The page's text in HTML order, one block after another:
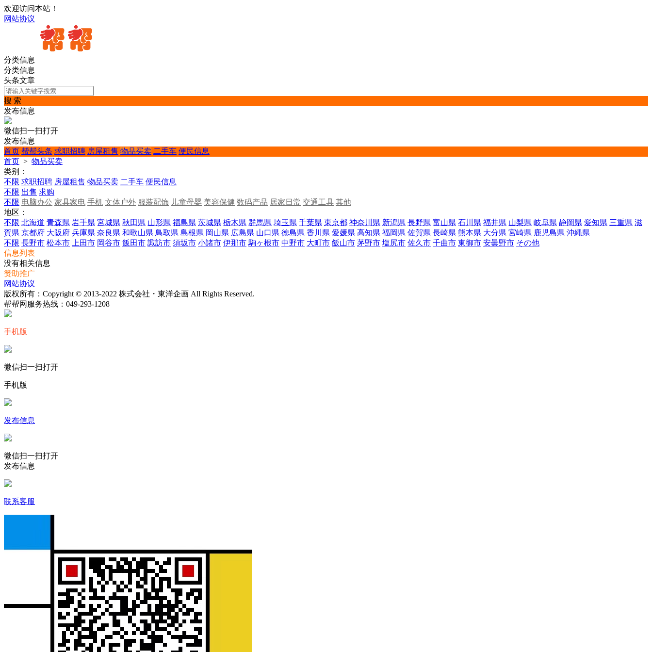
欢迎访问本站！
网站协议
分类信息
分类信息
头条文章
搜 索
发布信息
微信扫一扫打开
发布信息
首页 帮帮头条 求职招聘 房屋租售 物品买卖 二手车 便民信息
首页 > 物品买卖
类别：
不限 求职招聘 房屋租售 物品买卖 二手车 便民信息
不限 出售 求购
不限 电脑办公 家具家电 手机 文体户外 服装配饰 儿童母婴 美容保健 数码产品 居家日常 交通工具 其他
地区：
不限 北海道 青森県 岩手県 宮城県 秋田県 山形県 福島県 茨城県 栃木県 群馬県 埼玉県 千葉県 東京都 神奈川県 新潟県 長野県 富山県 石川県 福井県 山梨県 岐阜県 静岡県 愛知県 三重県 滋
賀県 京都府 大阪府 兵庫県 奈良県 和歌山県 鳥取県 島根県 岡山県 広島県 山口県 徳島県 香川県 愛媛県 高知県 福岡県 佐賀県 長崎県 熊本県 大分県 宮崎県 鹿児島県 沖縄県
不限 長野市 松本市 上田市 岡谷市 飯田市 諏訪市 須坂市 小諸市 伊那市 駒ヶ根市 中野市 大町市 飯山市 茅野市 塩尻市 佐久市 千曲市 東御市 安曇野市 その他
信息列表
没有相关信息
赞助推广
网站协议
版权所有：Copyright © 2013-2022 株式会社・東洋企画 All Rights Reserved.
帮帮网服务热线： 049-293-1208
手机版
微信扫一扫打开
手机版
发布信息
微信扫一扫打开
发布信息
联系客服